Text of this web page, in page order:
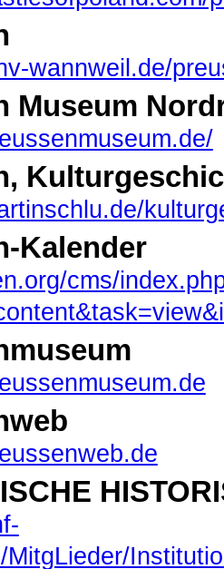
wannweil.de/
Museum
Kalender
cms/
MitgLieder/